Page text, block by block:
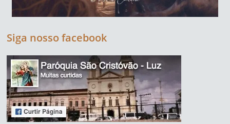
Siga nosso facebook